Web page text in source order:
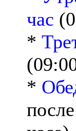
час
*
*